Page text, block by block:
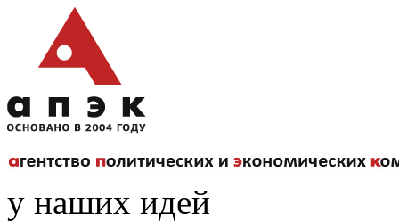
у наших идей